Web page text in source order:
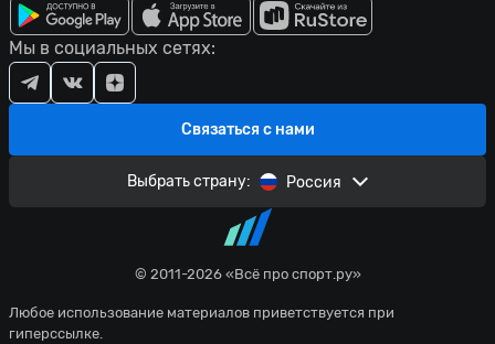
© 2011-2026 «Всё про спорт.ру»
Любое использование материалов приветствуется при
гиперссылке.
Связаться с нами
Мы в социальных сетях:
Выбрать страну: Россия